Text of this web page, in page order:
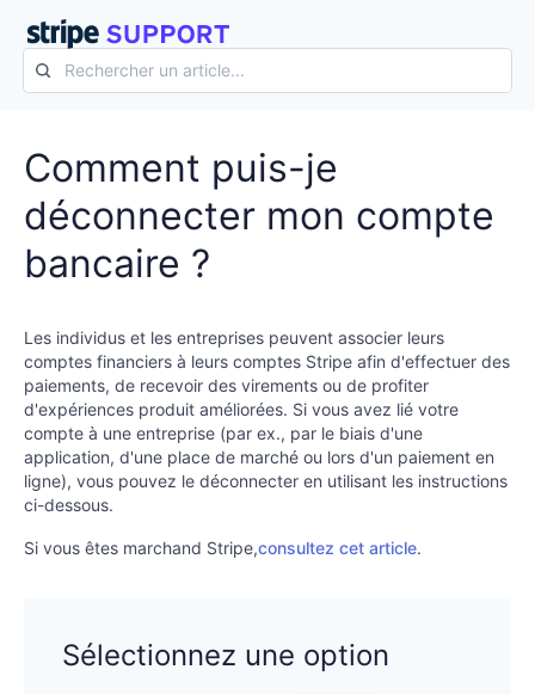
Comment puis-je
déconnecter mon compte
bancaire ?
Les individus et les entreprises peuvent associer leurs
comptes financiers à leurs comptes Stripe afin d'effectuer des
paiements, de recevoir des virements ou de profiter
d'expériences produit améliorées. Si vous avez lié votre
compte à une entreprise (par ex., par le biais d'une
application, d'une place de marché ou lors d'un paiement en
ligne), vous pouvez le déconnecter en utilisant les instructions
ci-dessous.
Si vous êtes marchand Stripe,consultez cet article.
Sélectionnez une option